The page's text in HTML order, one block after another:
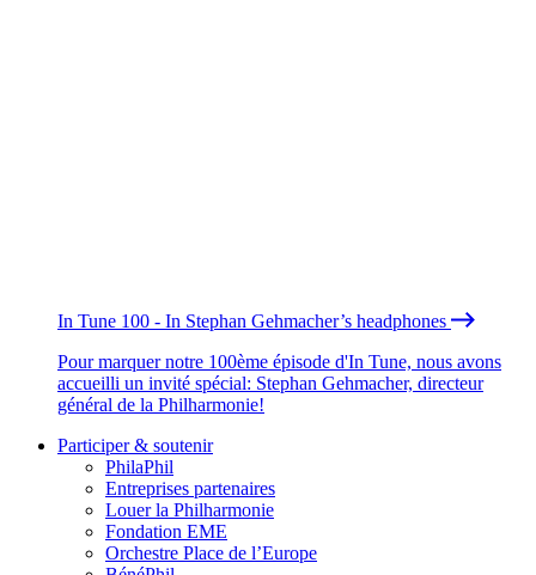
In Tune 100 - In Stephan Gehmacher’s headphones
Pour marquer notre 100ème épisode d'In Tune, nous avons
accueilli un invité spécial: Stephan Gehmacher, directeur
général de la Philharmonie!
Participer & soutenir
PhilaPhil
Entreprises partenaires
Louer la Philharmonie
Fondation EME
Orchestre Place de l’Europe